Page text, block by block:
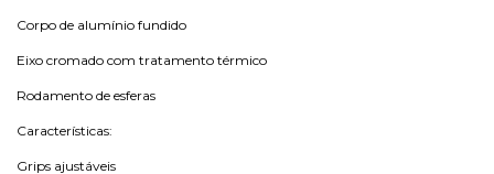
Corpo de alumínio fundido
Eixo cromado com tratamento térmico
Rodamento de esferas
Características:
Grips ajustáveis